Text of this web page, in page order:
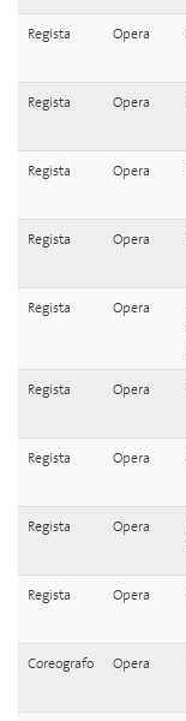
Regista Opera
Regista Opera
Regista Opera
Regista Opera
Regista Opera
Regista Opera
Regista Opera
Regista Opera
Regista Opera
Coreografo Opera